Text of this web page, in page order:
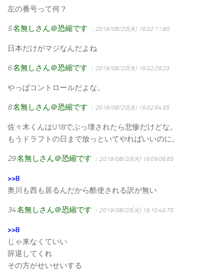
左の番号って何？
5名無しさん＠恐縮です ：2019/08/20(火) 16:02:11.80
日本だけがマジなんだよね
6名無しさん＠恐縮です ：2019/08/20(火) 16:02:29.23
やっぱコントロールだよな。
8名無しさん＠恐縮です ：2019/08/20(火) 16:02:54.55
佐々木くんはU18でぶっ壊されたら悲惨だけどな。
もうドラフトの日まで放っといてやればいいのに。
29名無しさん＠恐縮です ：2019/08/20(火) 16:09:06.85
>>8
奥川も西も居るんだから酷使される訳が無い
34名無しさん＠恐縮です ：2019/08/20(火) 16:10:40.75
>>8
じゃ来なくていい
辞退してくれ
その方がせいせいする